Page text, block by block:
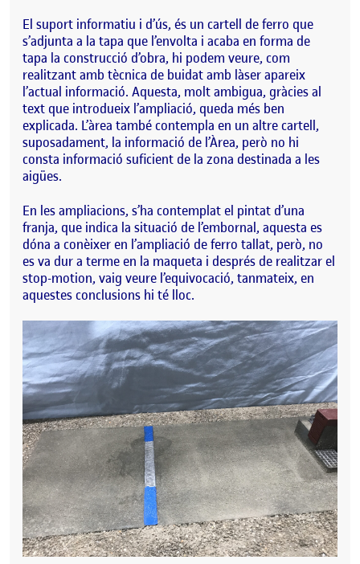
El suport informatiu i d’ús, és un cartell de ferro que
s’adjunta a la tapa que l’envolta i acaba en forma de
tapa la construcció d’obra, hi podem veure, com
realitzant amb tècnica de buidat amb làser apareix
l’actual informació. Aquesta, molt ambigua, gràcies al
text que introdueix l’ampliació, queda més ben
explicada. L’àrea també contempla en un altre cartell,
suposadament, la informació de l’Àrea, però no hi
consta informació suficient de la zona destinada a les
aigües.
En les ampliacions, s’ha contemplat el pintat d’una
franja, que indica la situació de l’embornal, aquesta es
dóna a conèixer en l’ampliació de ferro tallat, però, no
es va dur a terme en la maqueta i després de realitzar el
stop-motion, vaig veure l’equivocació, tanmateix, en
aquestes conclusions hi té lloc.